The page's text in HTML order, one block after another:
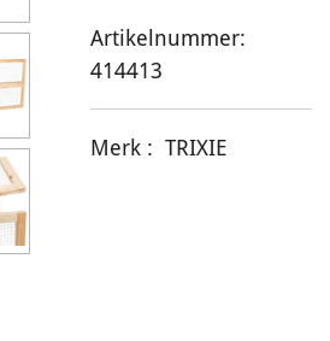
Artikelnummer:
414413
Merk : TRIXIE